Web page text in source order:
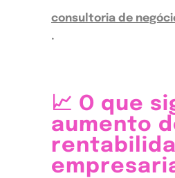
consultoria de
.
📈 O que
aumento